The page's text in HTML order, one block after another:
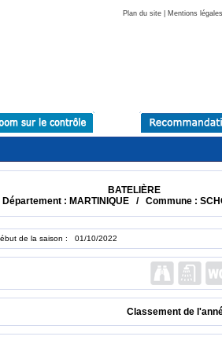
Plan du site| Mentions légales
BATELIÈRE
Département : MARTINIQUE / Commune :
de la saison : 01/10/2022
Classement de